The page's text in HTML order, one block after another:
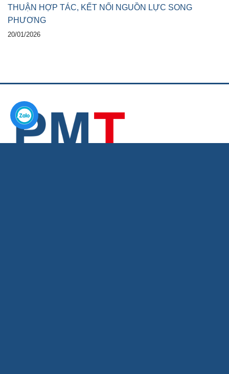
THUẬN HỢP TÁC, KẾT NỐI NGUỒN LỰC SONG
PHƯƠNG
20/01/2026